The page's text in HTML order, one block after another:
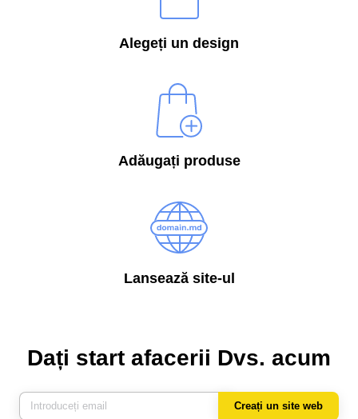
Alegeți un design
Adăugați produse
Lansează site-ul
Dați start afacerii Dvs. acum
Creați un site web